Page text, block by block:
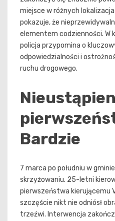
miejsce w różnych
pokazuje, że
elementem codzienności.
policja przypomina o
odpowiedzialności i
ruchu drogowego.
Bardzie
7 marca po południu w
skrzyżowaniu. 25-letni
pierwszeństwa kierującemu
szczęście nikt nie odniósł
trzeźwi. Interwencja